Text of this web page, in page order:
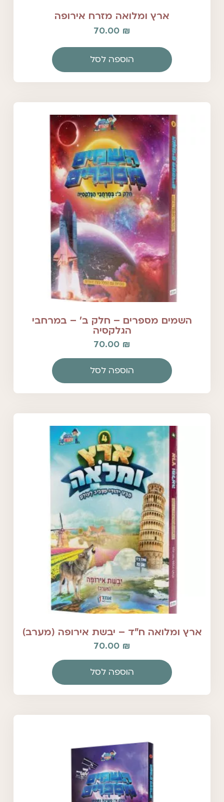
ארץ ומלואה מזרח אירופה
70.00 ₪
הוספה לסל
השמים מספרים – חלק ב' – במרחבי
הגלקסיה
70.00 ₪
הוספה לסל
ארץ ומלואה ח"ד – יבשת אירופה (מערב)
70.00 ₪
הוספה לסל